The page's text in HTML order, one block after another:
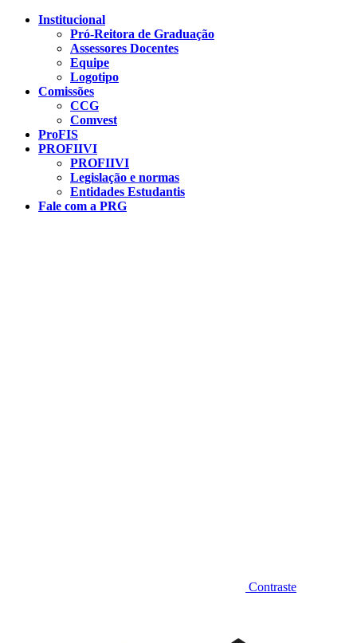
Conteúdo principal
Institucional
Pró-Reitora de Graduação
Assessores Docentes
Equipe
Logotipo
Comissões
CCG
Comvest
ProFIS
PROFIIVI
PROFIIVI
Legislação e normas
Entidades Estudantis
Fale com a PRG
Contraste